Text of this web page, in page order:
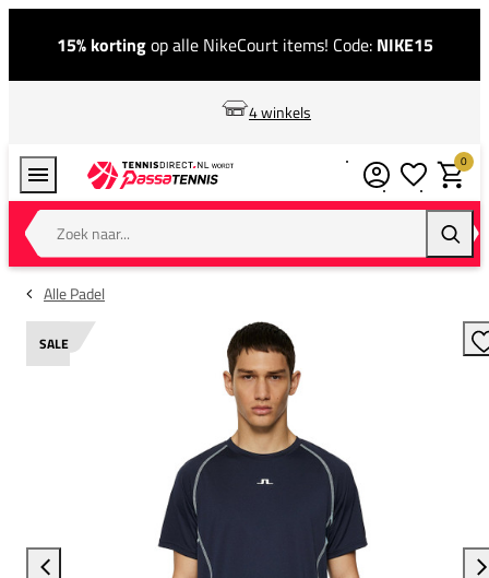
15% kortingop alle NikeCourt items! Code: NIKE15
4 winkels
Zoek naar...
0
Alle Padel
SALE